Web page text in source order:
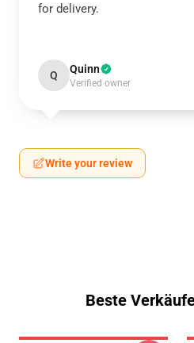
for delivery.
Q Quinn
Verified owner
Write your review
Beste